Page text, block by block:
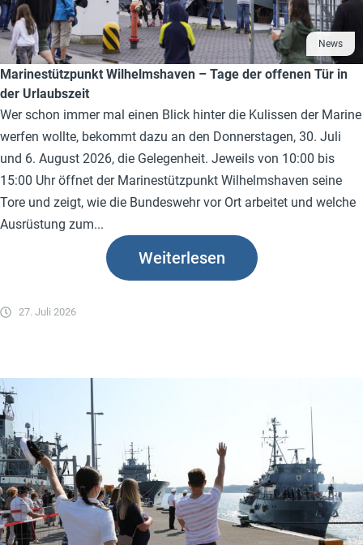
News
Marinestützpunkt Wilhelmshaven – Tage der offenen Tür in
der Urlaubszeit
Wer schon immer mal einen Blick hinter die Kulissen der Marine
werfen wollte, bekommt dazu an den Donnerstagen, 30. Juli
und 6. August 2026, die Gelegenheit. Jeweils von 10:00 bis
15:00 Uhr öffnet der Marinestützpunkt Wilhelmshaven seine
Tore und zeigt, wie die Bundeswehr vor Ort arbeitet und welche
Ausrüstung zum...
27. Juli 2026
Weiterlesen